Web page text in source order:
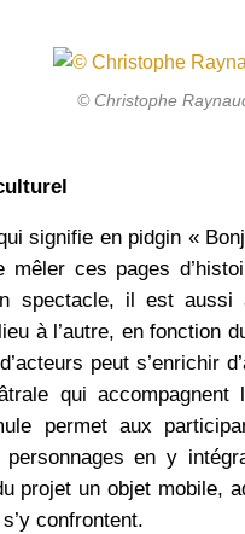
© Christophe
signifie en pidgin «
mêler ces pages
spectacle, il est aussi
à l’autre, en fonction
peut s’enrichir
qui
permet aux
personnages en y
projet un objet mobile,
confrontent.